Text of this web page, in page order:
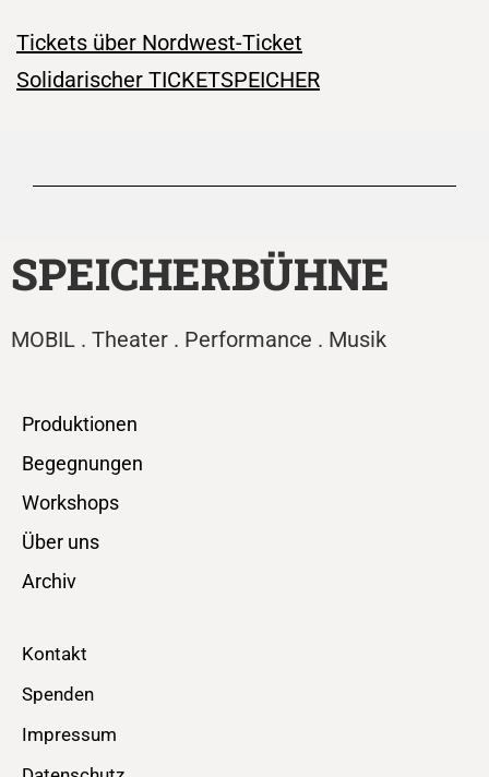
Tickets über Nordwest-Ticket
Solidarischer TICKETSPEICHER
SPEICHERBÜHNE
MOBIL . Theater . Performance . Musik
Produktionen
Begegnungen
Workshops
Über uns
Archiv
Kontakt
Spenden
Impressum